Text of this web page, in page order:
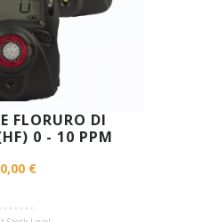
FLORURO DI
0 - 10 PPM
€